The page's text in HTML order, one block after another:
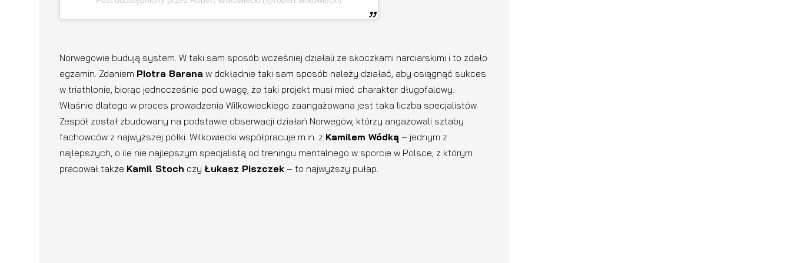
Norwegowie budują system. W taki sam sposób wcześniej działali ze skoczkami narciarskimi i to zdało
egzamin. Zdaniem Piotra Barana w dokładnie taki sam sposób należy działać, aby osiągnąć sukces
w triathlonie, biorąc jednocześnie pod uwagę, że taki projekt musi mieć charakter długofalowy.
Właśnie dlatego w proces prowadzenia Wilkowieckiego zaangażowana jest taka liczba specjalistów.
Zespół został zbudowany na podstawie obserwacji działań Norwegów, którzy angażowali sztaby
fachowców z najwyższej półki. Wilkowiecki współpracuje m.in. z Kamilem Wódką – jednym z
najlepszych, o ile nie najlepszym specjalistą od treningu mentalnego w sporcie w Polsce, z którym
pracował także Kamil Stoch czyŁukasz Piszczek – to najwyższy pułap.